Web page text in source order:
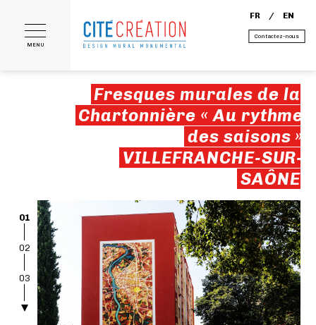
MENU
Contactez-nous
FR EN
Fresques murales de la
Chartonnière « Au rythme
des saisons »
VILLEFRANCHE-SUR-
SAÔNE
01
02
03
04